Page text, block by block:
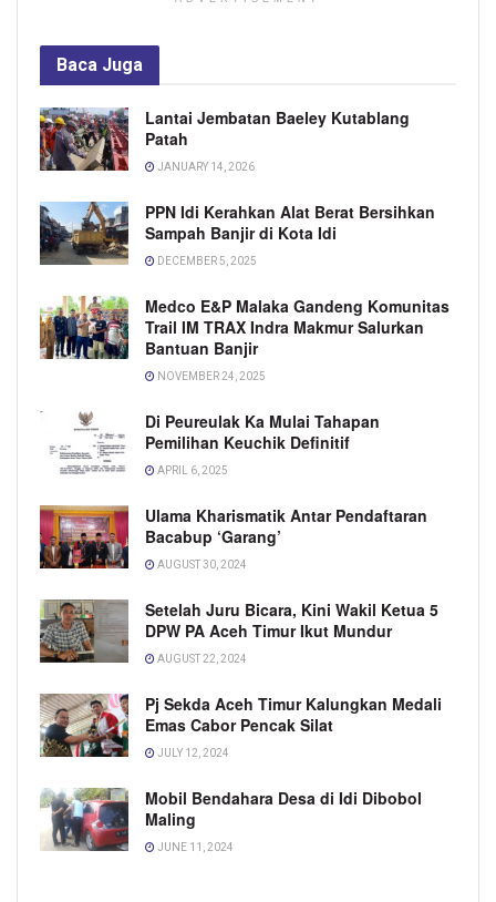
Baca Juga
Lantai Jembatan Baeley Kutablang
Patah
JANUARY 14, 2026
PPN Idi Kerahkan Alat Berat Bersihkan
Sampah Banjir di Kota Idi
DECEMBER 5, 2025
Medco E&P Malaka Gandeng Komunitas
Trail IM TRAX Indra Makmur Salurkan
Bantuan Banjir
NOVEMBER 24, 2025
Di Peureulak Ka Mulai Tahapan
Pemilihan Keuchik Definitif
APRIL 6, 2025
Ulama Kharismatik Antar Pendaftaran
Bacabup ‘Garang’
AUGUST 30, 2024
Setelah Juru Bicara, Kini Wakil Ketua 5
DPW PA Aceh Timur Ikut Mundur
AUGUST 22, 2024
Pj Sekda Aceh Timur Kalungkan Medali
Emas Cabor Pencak Silat
JULY 12, 2024
Mobil Bendahara Desa di Idi Dibobol
Maling
JUNE 11, 2024